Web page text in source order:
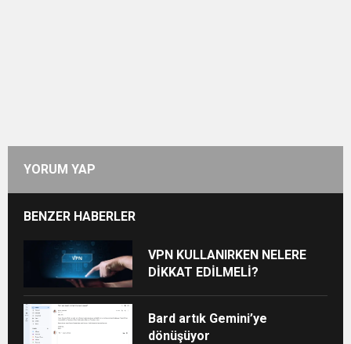
YORUM YAP
BENZER HABERLER
VPN KULLANIRKEN NELERE
DİKKAT EDİLMELİ?
Bard artık Gemini’ye
dönüşüyor